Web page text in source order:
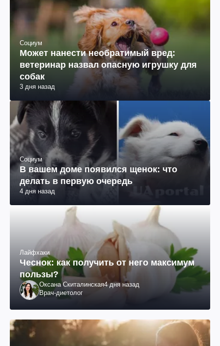
Социум
Может нанести необратимый вред:
ветеринар назвал опасную игрушку для
собак
3 дня назад
Социум
В вашем доме появился щенок: что
делать в первую очередь
4 дня назад
Лайфхаки
Чеснок: как получить от него максимум
пользы?
Оксана Скиталинская4 дня назад
Врач-диетолог